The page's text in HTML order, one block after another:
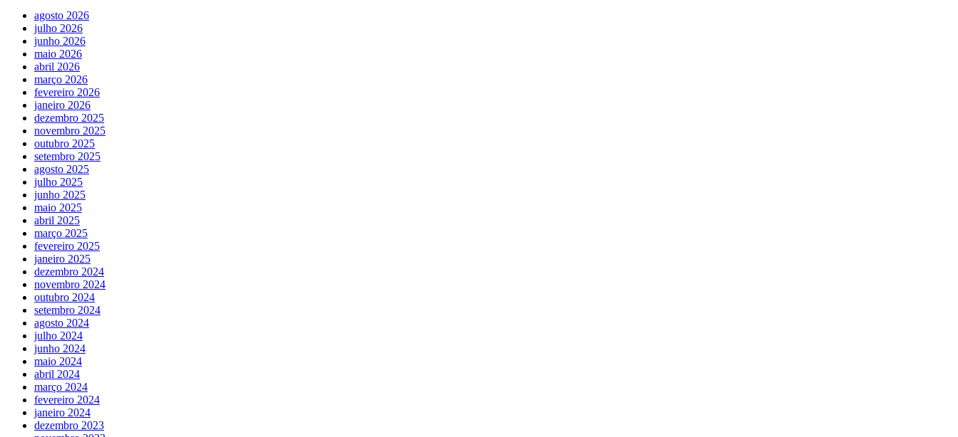
agosto 2026
julho 2026
junho 2026
maio 2026
abril 2026
março 2026
fevereiro 2026
janeiro 2026
dezembro 2025
novembro 2025
outubro 2025
setembro 2025
agosto 2025
julho 2025
junho 2025
maio 2025
abril 2025
março 2025
fevereiro 2025
janeiro 2025
dezembro 2024
novembro 2024
outubro 2024
setembro 2024
agosto 2024
julho 2024
junho 2024
maio 2024
abril 2024
março 2024
fevereiro 2024
janeiro 2024
dezembro 2023